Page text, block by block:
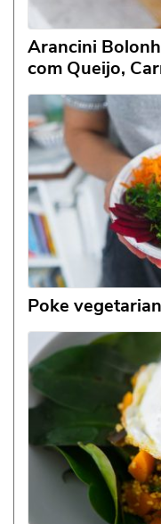
Arancini
com Queijo,
Poke